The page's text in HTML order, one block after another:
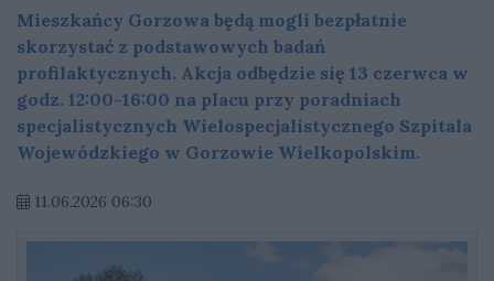
Mieszkańcy Gorzowa będą mogli bezpłatnie
skorzystać z podstawowych badań
profilaktycznych. Akcja odbędzie się 13 czerwca w
godz. 12:00-16:00 na placu przy poradniach
specjalistycznych Wielospecjalistycznego Szpitala
Wojewódzkiego w Gorzowie Wielkopolskim.
11.06.2026 06:30